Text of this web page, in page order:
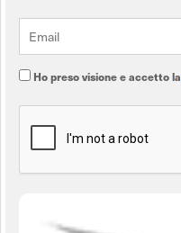
Ho preso visione e accetto la